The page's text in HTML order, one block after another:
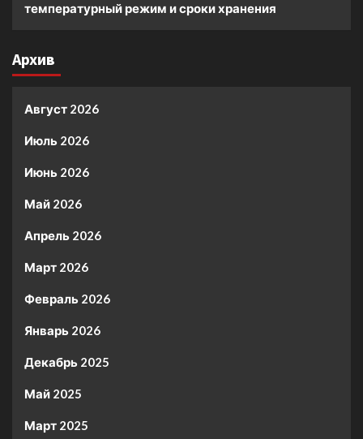
температурный режим и сроки хранения
Архив
Август 2026
Июль 2026
Июнь 2026
Май 2026
Апрель 2026
Март 2026
Февраль 2026
Январь 2026
Декабрь 2025
Май 2025
Март 2025